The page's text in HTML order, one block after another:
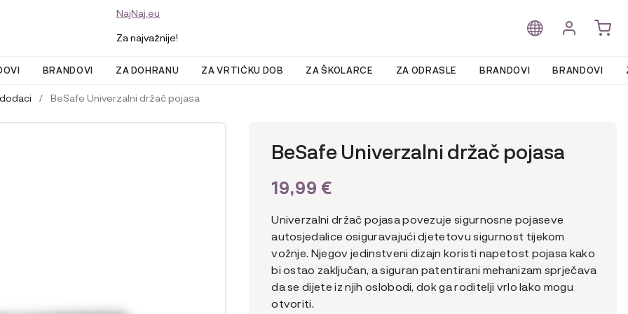
BRANDOVI ZA DOHRANU ZA VRTIĆKU DOB ZA ŠKOLARCE ZA ODRASLE BRANDOVI BRANDOVI
NajNaj.eu
Za najvažnije!
/ BeSafe Univerzalni držač pojasa
BeSafe Univerzalni držač pojasa
19,99 €
Univerzalni držač pojasa povezuje sigurnosne pojaseve
autosjedalice osiguravajući djetetovu sigurnost tijekom
vožnje. Njegov jedinstveni dizajn koristi napetost pojasa kako
bi ostao zaključan, a siguran patentirani mehanizam sprječava
da se dijete iz njih oslobodi, dok ga roditelji vrlo lako mogu
otvoriti.